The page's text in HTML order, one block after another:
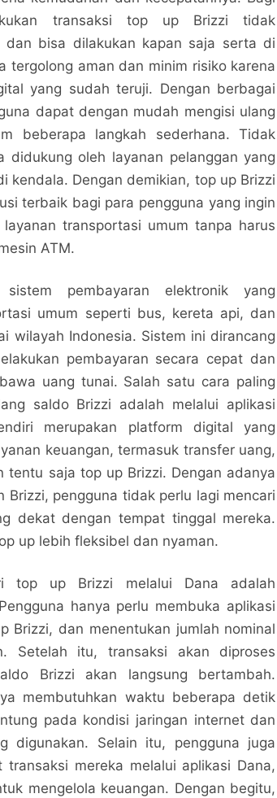
Cara Top Up Brizzi Lewat Dana Mudah dan Cepat
2024
Bagikan ke media lain
transaksi top up Brizzi tidak
dan bisa dilakukan kapan saja serta di
tergolong aman dan minim risiko karena
yang sudah teruji. Dengan berbagai
dapat dengan mudah mengisi ulang
beberapa langkah sederhana. Tidak
didukung oleh layanan pelanggan yang
kendala. Dengan demikian, top up Brizzi
terbaik bagi para pengguna yang ingin
transportasi umum tanpa harus
ATM.
pembayaran elektronik yang
umum seperti bus, kereta api, dan
wilayah Indonesia. Sistem ini dirancang
pembayaran secara cepat dan
uang tunai. Salah satu cara paling
saldo Brizzi adalah melalui aplikasi
merupakan platform digital yang
keuangan, termasuk transfer uang,
tentu saja top up Brizzi. Dengan adanya
Brizzi, pengguna tidak perlu lagi mencari
dekat dengan tempat tinggal mereka.
up lebih fleksibel dan nyaman.
top up Brizzi melalui Dana adalah
hanya perlu membuka aplikasi
Brizzi, dan menentukan jumlah nominal
Setelah itu, transaksi akan diproses
Brizzi akan langsung bertambah.
membutuhkan waktu beberapa detik
pada kondisi jaringan internet dan
digunakan. Selain itu, pengguna juga
mereka melalui aplikasi Dana,
mengelola keuangan. Dengan begitu,
Cara Top Up Brizzi Lewat Dana Mudah dan Cepat
2024
Bagikan ke media lain